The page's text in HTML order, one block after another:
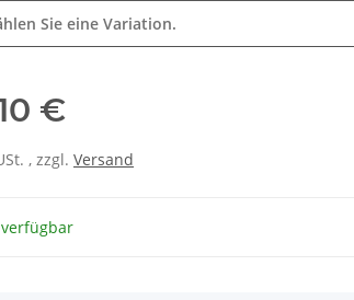
Sie eine Variation.
€
, zzgl. Versand